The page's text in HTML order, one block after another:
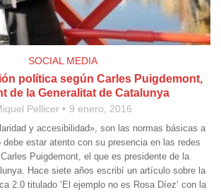
SOCIAL MEDIA
política según Carles Puigdemont,
de la Generalitat de Catalunya
Pellicer 9 enero, 2016
y accesibilidad», son las normas básicas a
estar atento con su presencia en las redes
Puigdemont, el que es presidente de la
Hace siete años escribí un artículo sobre la
2.0 titulado ‘El ejemplo no es Rosa Díez’ con la